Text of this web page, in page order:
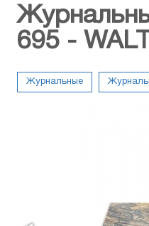
695 - WALT
Журнальные